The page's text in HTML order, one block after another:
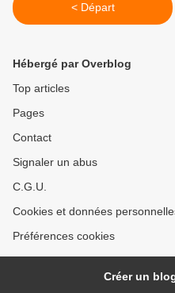
< Départ
Hébergé par Overblog
Top articles
Pages
Contact
Signaler un abus
C.G.U.
Cookies et données
Préférences cookies
Créer un